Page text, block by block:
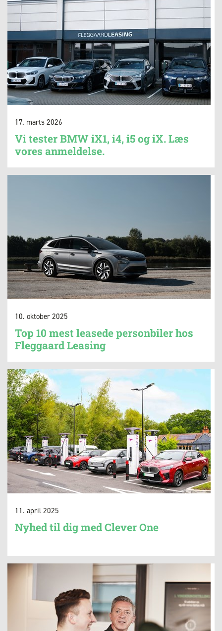
17. marts 2026
Vi tester BMW iX1, i4, i5 og iX. Læs
vores anmeldelse.
10. oktober 2025
Top 10 mest leasede personbiler hos
Fleggaard Leasing
11. april 2025
Nyhed til dig med Clever One